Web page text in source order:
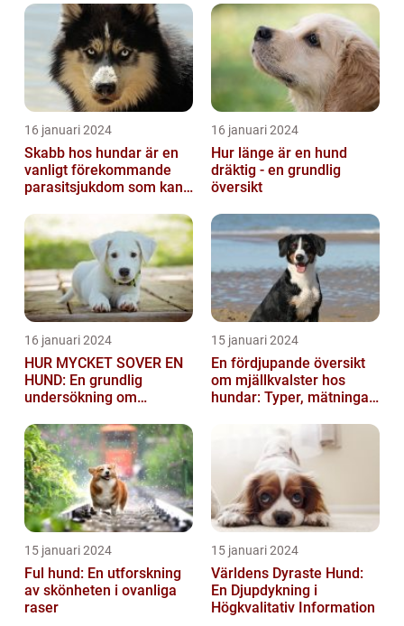
16 januari 2024
Skabb hos hundar är en
vanligt förekommande
parasitsjukdom som kan
och smittsa...
16 januari 2024
Hur länge är en hund
dräktig - en grundlig
översikt
16 januari 2024
HUR MYCKET SOVER EN
HUND: En grundlig
undersökning om
15 januari 2024
En fördjupande översikt
om mjällkvalster hos
hundar: Typer, mätningar
15 januari 2024
Ful hund: En utforskning
av skönheten i ovanliga
raser
15 januari 2024
Världens Dyraste Hund:
En Djupdykning i
Högkvalitativ Information